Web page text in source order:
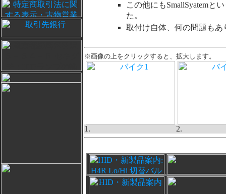
この他にもSmallSyatemと
た。
取付け自体、何の問題もあ
※画像の上をクリックすると、拡大します。
1. 2.